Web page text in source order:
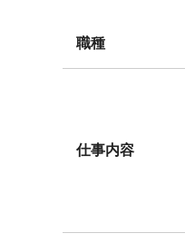
職種
仕事内容